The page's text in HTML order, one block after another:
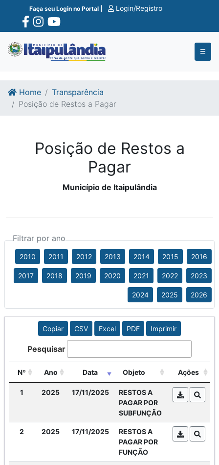
Ir para o conte�do
Ir para o fim do conte�do
Faça seu Login no Portal | Login/Registro
Home
Transparência
Posição de Restos a Pagar
Posição de Restos a
Pagar
Município de Itaipulândia
Filtrar por ano
2010 2011 2012 2013 2014 2015 2016
2017 2018 2019 2020 2021 2022 2023
2024 2025 2026
Copiar CSV Excel PDF Imprimir
Pesquisar
Nº Ano Data Objeto Ações
1 2025 17/11/2025
RESTOS A
PAGAR POR
SUBFUNÇÃO
2 2025 17/11/2025
RESTOS A
PAGAR POR
FUNÇÃO